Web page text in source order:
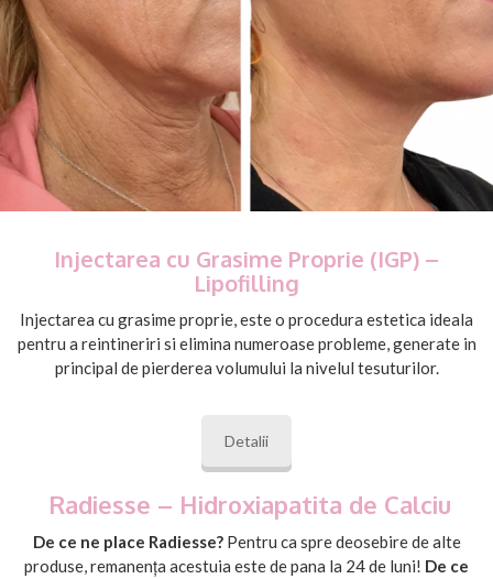
Injectarea cu Grasime Proprie (IGP) –
Lipofilling
Injectarea cu grasime proprie, este o procedura estetica ideala
pentru a reintineriri si elimina numeroase probleme, generate in
principal de pierderea volumului la nivelul tesuturilor.
Detalii
Radiesse – Hidroxiapatita de Calciu
De ce ne place Radiesse?Pentru ca spre deosebire de alte
produse, remanența acestuia este de pana la 24 de luni! De ce